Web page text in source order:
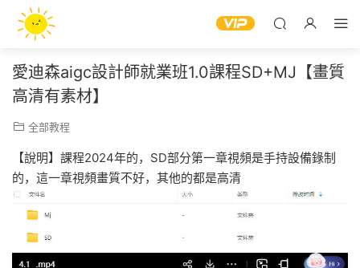
愛迪森aigc設計師就業班1.0課程SD+MJ【畫質
高清有素材】
全部教程
【說明】課程2024年的，SD部分第一章視頻是手持設備錄制
的，這一章視頻畫質不好，其他的都是高清